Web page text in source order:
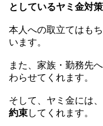
としているヤミ金対
本人への取立てはも
います。
また、家族・勤務先
わらせてくれます。
そして、ヤミ金には、
約束してくれます。